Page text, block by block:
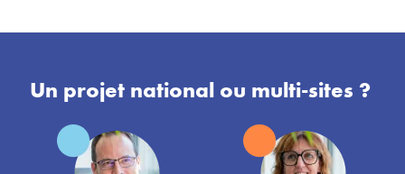
Un projet national ou multi-sites ?